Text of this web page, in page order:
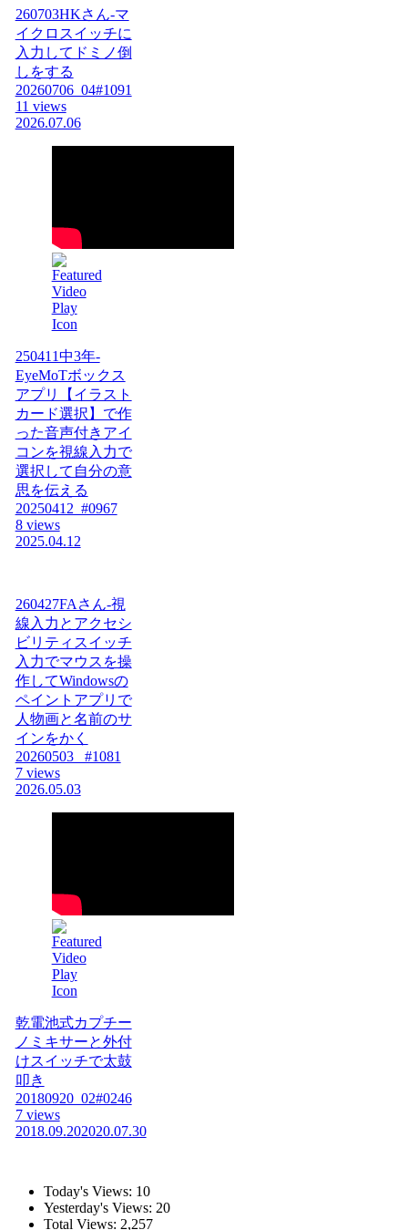
260703HKさん-マ
イクロスイッチに
入力してドミノ倒
しをする
20260706_04#1091
11 views
2026.07.06
250411中3年-
EyeMoTボックス
アプリ【イラスト
カード選択】で作
った音声付きアイ
コンを視線入力で
選択して自分の意
思を伝える
20250412_#0967
8 views
2025.04.12
260427FAさん-視
線入力とアクセシ
ビリティスイッチ
入力でマウスを操
作してWindowsの
ペイントアプリで
人物画と名前のサ
インをかく
20260503_ #1081
7 views
2026.05.03
乾電池式カプチー
ノミキサーと外付
けスイッチで太鼓
叩き
20180920_02#0246
7 views
2018.09.202020.07.30
Today's Views: 10
Yesterday's Views: 20
Total Views: 2,257